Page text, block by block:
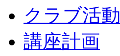
クラブ活動
講座計画